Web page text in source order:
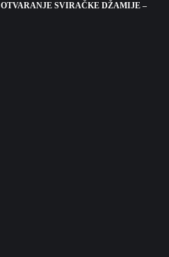
OTVARANJE SVIRAČKE DŽAMIJE –